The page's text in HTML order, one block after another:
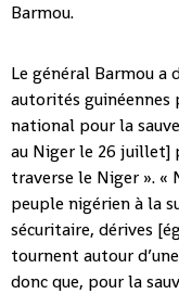
Barmou.
Le général Barmou a
autorités guinéennes
national pour la
au Niger le 26 juillet]
traverse le Niger ». «
peuple nigérien à la
sécuritaire, dérives
tournent autour
donc que, pour la